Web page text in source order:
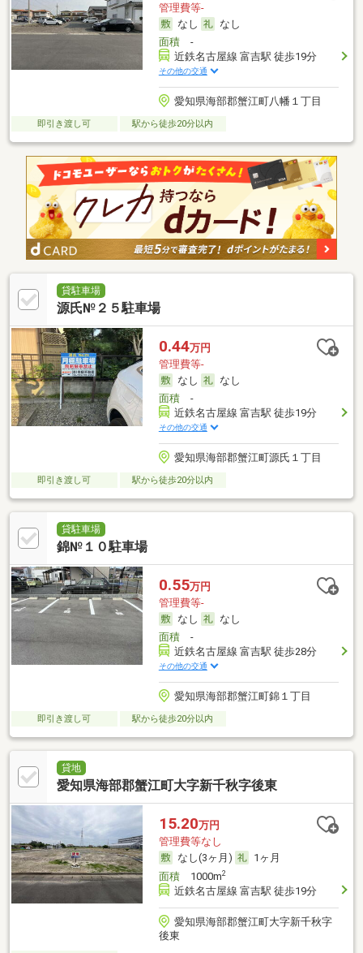
管理費等-
なし
なし
面積-
近鉄名古屋線 富吉駅 徒歩19分
その他の交通
愛知県海部郡蟹江町八幡１丁目
即引き渡し可 駅から徒歩20分以内
貸駐車場
源氏№２５駐車場
0.44万円
管理費等-
なし
なし
面積-
近鉄名古屋線 富吉駅 徒歩19分
その他の交通
愛知県海部郡蟹江町源氏１丁目
即引き渡し可 駅から徒歩20分以内
貸駐車場
錦№１０駐車場
0.55万円
管理費等-
なし
なし
面積-
近鉄名古屋線 富吉駅 徒歩28分
その他の交通
愛知県海部郡蟹江町錦１丁目
即引き渡し可 駅から徒歩20分以内
貸地
愛知県海部郡蟹江町大字新千秋字後東
15.20万円
管理費等なし
なし(3ヶ月)
1ヶ月
面積1000m2
近鉄名古屋線 富吉駅 徒歩19分
愛知県海部郡蟹江町大字新千秋字
後東